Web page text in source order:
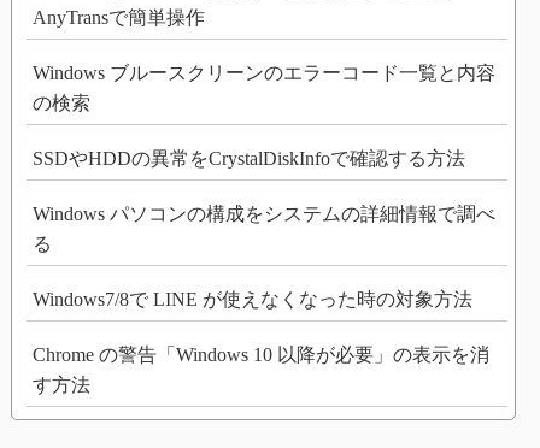
AnyTransで簡単操作
Windows ブルースクリーンのエラーコード一覧と内容
の検索
SSDやHDDの異常をCrystalDiskInfoで確認する方法
Windows パソコンの構成をシステムの詳細情報で調べ
る
Windows7/8で LINE が使えなくなった時の対象方法
Chrome の警告「Windows 10 以降が必要」の表示を消
す方法